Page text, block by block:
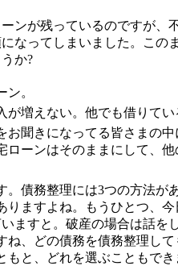
ンが残っているのですが、
なってしまいました。こ
か?
。
が増えない。他でも借りて
お聞きになってる皆さまの
ローンはそのままにして、
。債務整理には3つの方法
りますよね。もうひとつ、
ますと。破産の場合は話
ね、どの債務を債務整理し
もと、どれを選ぶこともで